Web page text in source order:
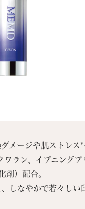
メージや肌ストレス*
ワラン、イブニング
剤）配合。
しなやかで若々しい